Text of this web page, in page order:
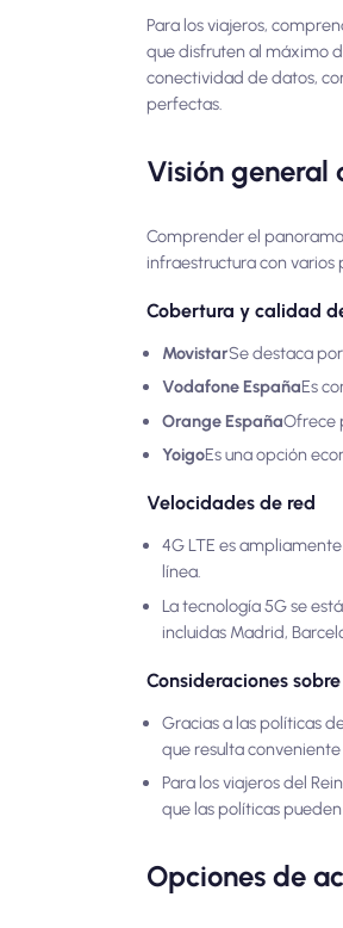
Para los viajeros,
que disfruten al máximo
conectividad de datos,
perfectas.
Visión general
Comprender el
infraestructura con
Cobertura y calidad
MovistarSe destaca
Vodafone EspañaEs
Orange EspañaOfrece
YoigoEs una opción
Velocidades de red
4G LTE es
línea.
La tecnología 5G se
incluidas Madrid,
Consideraciones
Gracias a las políticas
que resulta
Para los viajeros del
que las políticas
Opciones de